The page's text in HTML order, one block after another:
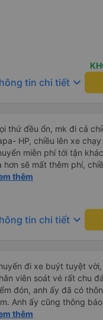
tin chi tiết keyboard_arrow_down
thứ đều ổn, mk đi cả
HP, chiều lên xe
miễn phí tới tận
hơn sẽ mất thêm phí,
tự ra điểm đón tại 599
thêm
tin chi tiết keyboard_arrow_down
đi xe buýt tuyệt
viên soát vé rất chu
đón, anh ấy đã có
Anh ấy cũng thông
cùng ở Sa Pa để hành
thêm